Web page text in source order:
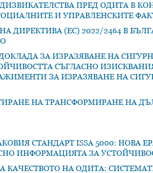
ПРЕД ОДИТА В
И УПРАВЛЕНСКИТЕ
ДИРЕКТИВА (ЕС) 2022/2464 В
ЗА ИЗРАЗЯВАНЕ НА
СЪГЛАСНО
ЗА ИЗРАЗЯВАНЕ НА
НА ТРАНСФОРМИРАНЕ НА
СТАНДАРТ ISSA 5000: НОВА
ИНФОРМАЦИЯТА ЗА
КАЧЕСТВОТО НА ОДИТА: